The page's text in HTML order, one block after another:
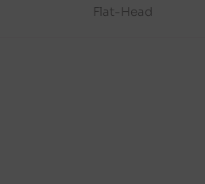
Flat-Head